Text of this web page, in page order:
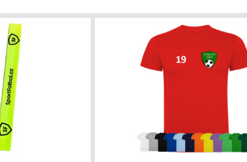
Reflexní páska s logem klubu